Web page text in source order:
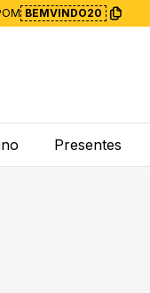
BEMVINDO20
Presentes